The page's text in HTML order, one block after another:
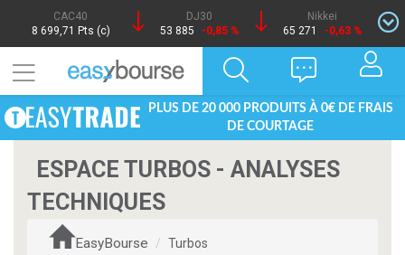
CAC40
8 699,71 Pts (c)
DJ30
53 885
-0,85 %
Nikkei
65 271
-0,63 %
PLUS DE 20 000 PRODUITS À 0€ DE FRAIS
DE COURTAGE
ESPACE TURBOS - ANALYSES
TECHNIQUES
EasyBourse
Turbos